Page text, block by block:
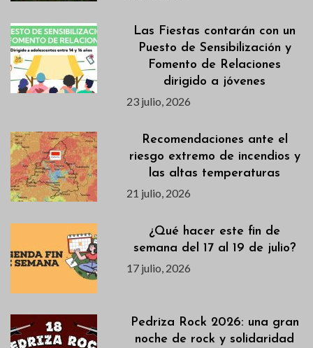
Las Fiestas contarán con un
Puesto de Sensibilización y
Fomento de Relaciones
dirigido a jóvenes
23 julio, 2026
Recomendaciones ante el
riesgo extremo de incendios y
las altas temperaturas
21 julio, 2026
¿Qué hacer este fin de
semana del 17 al 19 de julio?
17 julio, 2026
Pedriza Rock 2026: una gran
noche de rock y solidaridad